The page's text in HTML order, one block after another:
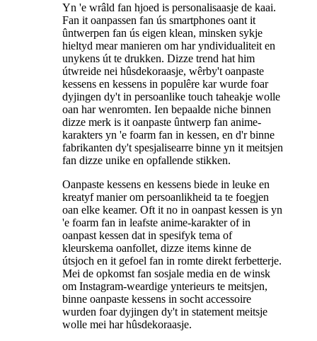
Yn 'e wrâld fan hjoed is personalisaasje de kaai.
Fan it oanpassen fan ús smartphones oant it
ûntwerpen fan ús eigen klean, minsken sykje
hieltyd mear manieren om har yndividualiteit en
unykens út te drukken. Dizze trend hat him
útwreide nei hûsdekoraasje, wêrby't oanpaste
kessens en kessens in populêre kar wurde foar
dyjingen dy't in persoanlike touch taheakje wolle
oan har wenromten. Ien bepaalde niche binnen
dizze merk is it oanpaste ûntwerp fan anime-
karakters yn 'e foarm fan in kessen, en d'r binne
fabrikanten dy't spesjalisearre binne yn it meitsjen
fan dizze unike en opfallende stikken.
Oanpaste kessens en kessens biede in leuke en
kreatyf manier om persoanlikheid ta te foegjen
oan elke keamer. Oft it no in oanpast kessen is yn
'e foarm fan in leafste anime-karakter of in
oanpast kessen dat in spesifyk tema of
kleurskema oanfollet, dizze items kinne de
útsjoch en it gefoel fan in romte direkt ferbetterje.
Mei de opkomst fan sosjale media en de winsk
om Instagram-weardige ynterieurs te meitsjen,
binne oanpaste kessens in socht accessoire
wurden foar dyjingen dy't in statement meitsje
wolle mei har hûsdekoraasje.